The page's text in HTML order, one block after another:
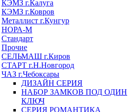
КЭМЗ г.Калуга
КЭМЗ г.Ковров
Металлист г.Кунгур
НОРА-М
Стандарт
Прочие
СЕЛЬМАШ г.Киров
СТАРТ г.Н.Новгород
ЧАЗ г.Чебоксары
ДИЗАЙН СЕРИЯ
НАБОР ЗАМКОВ ПОД ОДИН
КЛЮЧ
СЕРИЯ РОМАНТИКА